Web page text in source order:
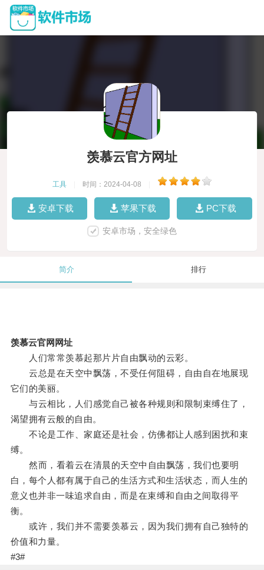
羡慕云官方网址
工具 时间：2024-04-08
安卓下载 苹果下载 PC下载
安卓市场，安全绿色
简介 排行
羡慕云官网网址
人们常常羡慕起那片片自由飘动的云彩。
云总是在天空中飘荡，不受任何阻碍，自由自在地展现
它们的美丽。
与云相比，人们感觉自己被各种规则和限制束缚住了，
渴望拥有云般的自由。
不论是工作、家庭还是社会，仿佛都让人感到困扰和束
缚。
然而，看着云在清晨的天空中自由飘荡，我们也要明
白，每个人都有属于自己的生活方式和生活状态，而人生的
意义也并非一味追求自由，而是在束缚和自由之间取得平
衡。
或许，我们并不需要羡慕云，因为我们拥有自己独特的
价值和力量。
#3#